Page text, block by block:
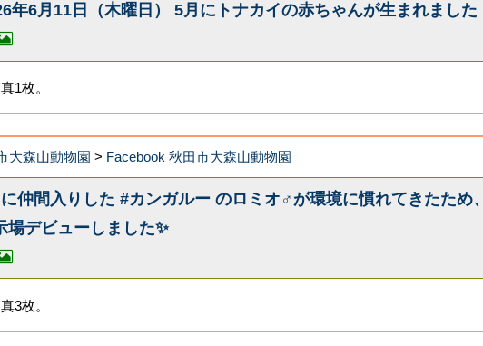
年6月11日（木曜日） 5月にトナカイの赤ちゃんが生まれました
1枚。
大森山動物園 > Facebook 秋田市大森山動物園
仲間入りした #カンガルー のロミオ♂が環境に慣れてきたため、
場デビューしました✨
3枚。